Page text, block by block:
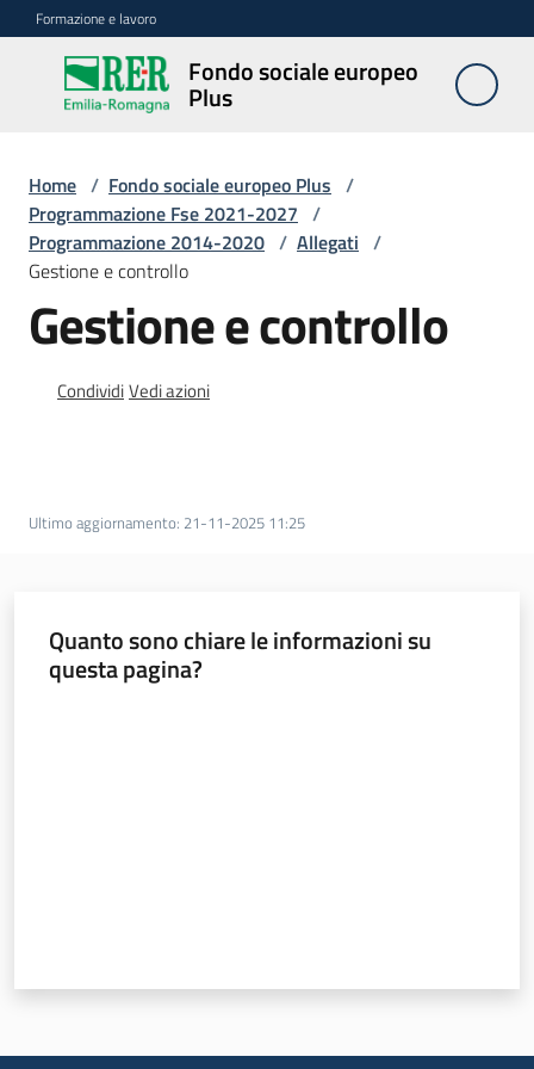
Vai al contenuto
Vai alla navigazione
Vai al footer
Formazione e lavoro
Fondo sociale europeo
Plus
Fondo
sociale
Plus
Programmazione
2021-
2027
programma
Home / Fondo sociale europeo Plus /
Programmazione Fse 2021-2027 /
Programmazione 2014-2020 / Allegati /
Gestione e controllo
Gestione e controllo
CondividiVedi azioni
Ultimo aggiornamento: 21-11-2025 11:25
Quanto sono chiare le informazioni su
questa pagina?